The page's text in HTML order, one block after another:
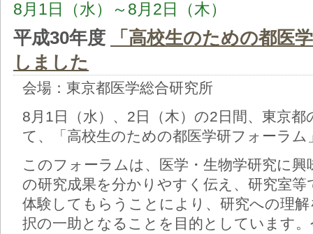
8月1日（水）～8月2日（木）
平成30年度
「高校生のための都医
しました
会場：東京都医学総合研究所
8月1日（水）、2日（木）の2日間、東京
て、「高校生のための都医学研フォーラ
このフォーラムは、医学・生物学研究に
の研究成果を分かりやすく伝え、研究室
体験してもらうことにより、研究への理
択の一助となることを目的としています